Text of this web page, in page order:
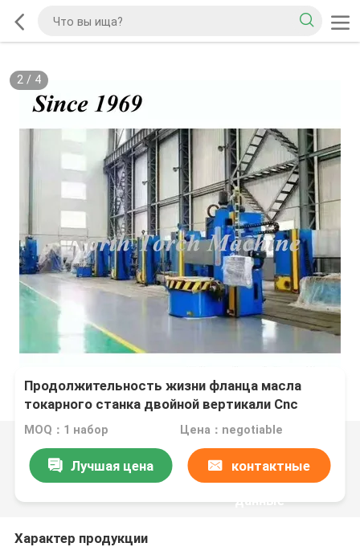
2/ 4
Продолжительность жизни фланца масла
токарного станка двойной вертикали Cnc
столбца поворачивая подвергая механической
обработке длинная
MOQ：1 набор Цена：negotiable
Лучшая цена контактные
данные
Характер продукции